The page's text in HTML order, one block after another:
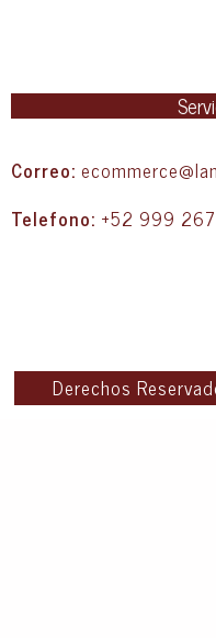
Correo:
Telefono: +52 999
Derechos